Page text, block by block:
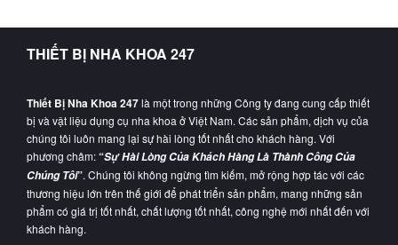
THIẾT BỊ NHA KHOA 247
Thiết Bị Nha Khoa 247là một trong những Công ty đang cung cấp thiết
bị và vật liệu dụng cụ nha khoa ở Việt Nam. Các sản phẩm, dịch vụ của
chúng tôi luôn mang lại sự hài lòng tốt nhất cho khách hàng. Với
phương châm:“Sự Hài Lòng Của Khách Hàng Là Thành Công Của
Chúng Tôi”. Chúng tôi không ngừng tìm kiếm, mở rộng hợp tác với các
thương hiệu lớn trên thế giới để phát triển sản phẩm, mang những sản
phẩm có giá trị tốt nhất, chất lượng tốt nhất, công nghệ mới nhất đến với
khách hàng.